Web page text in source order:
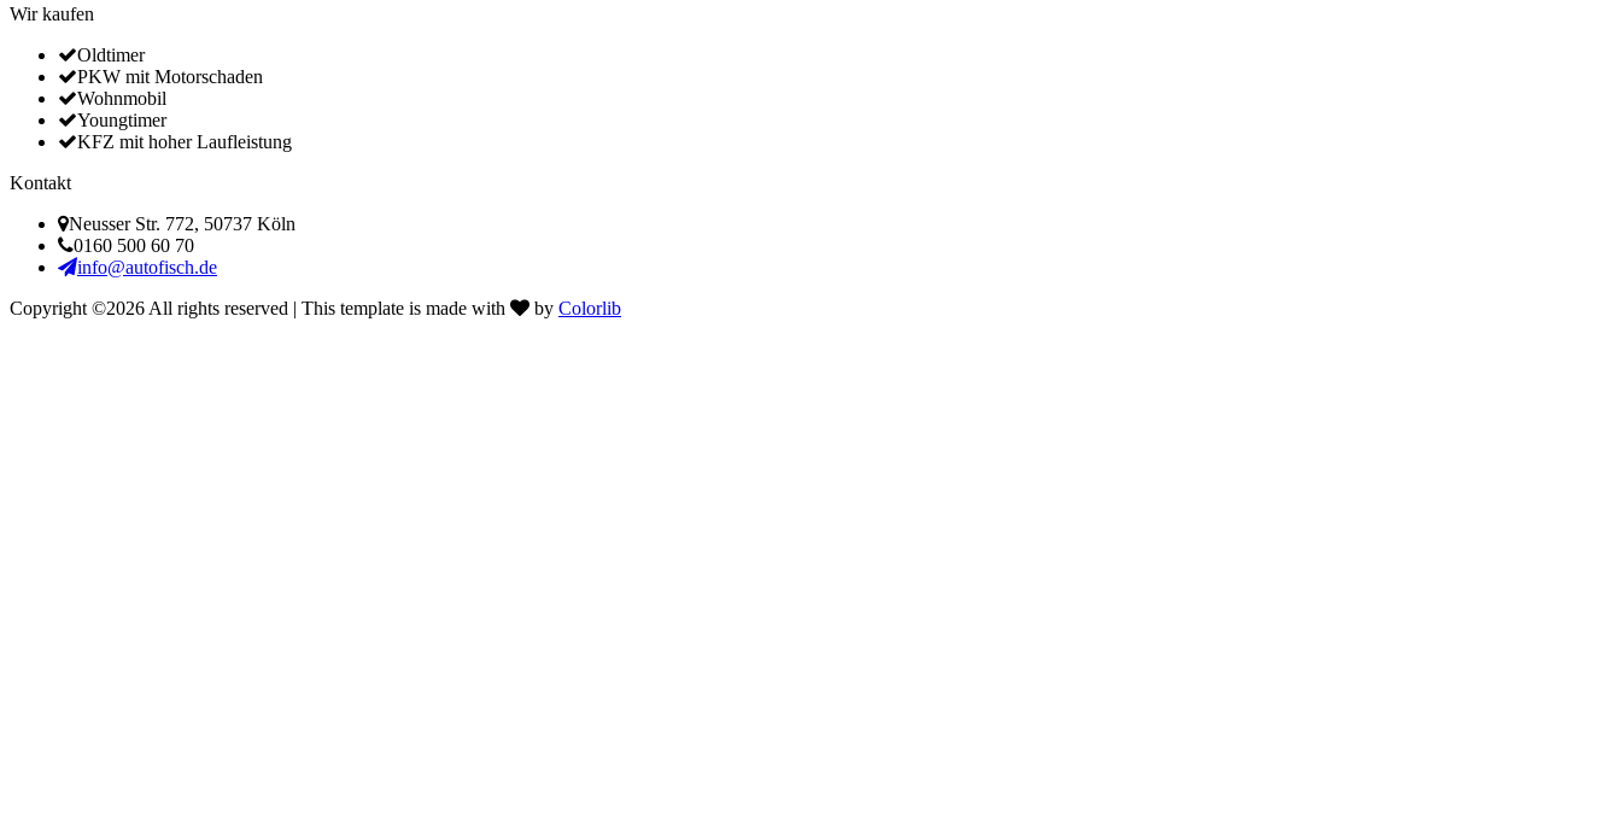
Wir kaufen
Oldtimer
PKW mit Motorschaden
Wohnmobil
Youngtimer
KFZ mit hoher Laufleistung
Kontakt
Neusser Str. 772, 50737 Köln
0160 500 60 70
info@autofisch.de
Copyright ©2026 All rights reserved | This template is made with by Colorlib